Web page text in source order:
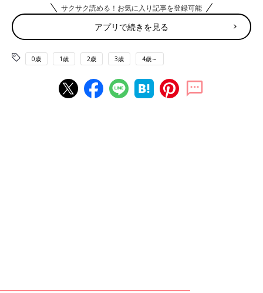
だ小さかったとき、地下鉄の中でひどく叱ったことがあるんで
す。そのとき、見ず知らずの人に「ずっと見ていたけど、あなた
の子どもは何も悪いことしていないわよ。いったい何をしている
ったようにも感じました。でも本当に恥ずかしく思うべきは、子
どもにひどい扱いをした自分なんです。あのときの娘の顔は一生
サクサク読める！お気に入り記事を登録可能
アプリで続きを見る
0歳 1歳 2歳 3歳 4歳～